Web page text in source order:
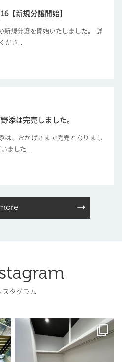
【新規分譲開始】
新規分譲を開始いたしました。 詳
ださ...
添は完売しました。
は、おかげさまで完売となりまし
ました...
スタグラム